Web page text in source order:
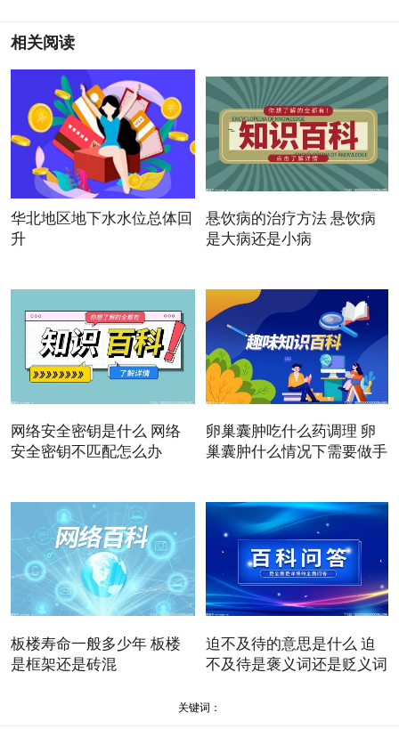
相关阅读
华北地区地下水水位总体回
升
悬饮病的治疗方法 悬饮病
是大病还是小病
网络安全密钥是什么 网络
安全密钥不匹配怎么办
卵巢囊肿吃什么药调理 卵
巢囊肿什么情况下需要做手
板楼寿命一般多少年 板楼
是框架还是砖混
迫不及待的意思是什么 迫
不及待是褒义词还是贬义词
关键词：